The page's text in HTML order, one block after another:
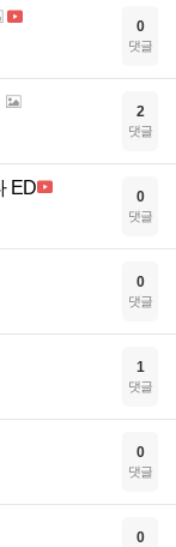
0
댓글
2
댓글
ED 0
댓글
0
댓글
1
댓글
0
댓글
0